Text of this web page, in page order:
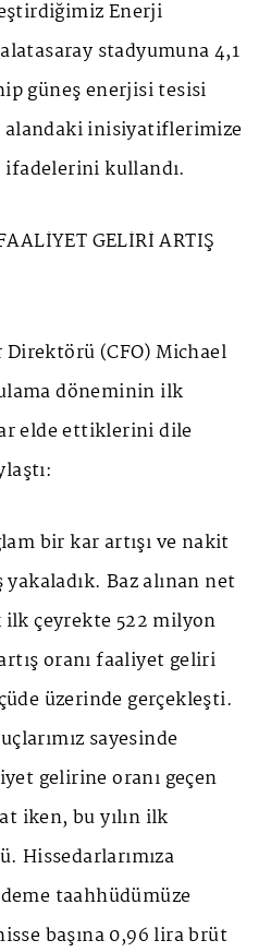
Enerji
stadyumuna 4,1
güneş enerjisi tesisi
alandaki inisiyatiflerimize
kullandı.
GELİRİ ARTIŞ
(CFO) Michael
döneminin ilk
elde ettiklerini dile
bir kar artışı ve nakit
Baz alınan net
çeyrekte 522 milyon
oranı faaliyet geliri
üzerinde gerçekleşti.
sayesinde
gelirine oranı geçen
iken, bu yılın ilk
Hissedarlarımıza
taahhüdümüze
başına 0,96 lira brüt